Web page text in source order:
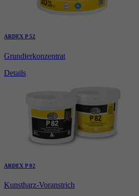
ARDEX P 52
Grundierkonzentrat
Details
ARDEX P 82
Kunstharz-Voranstrich